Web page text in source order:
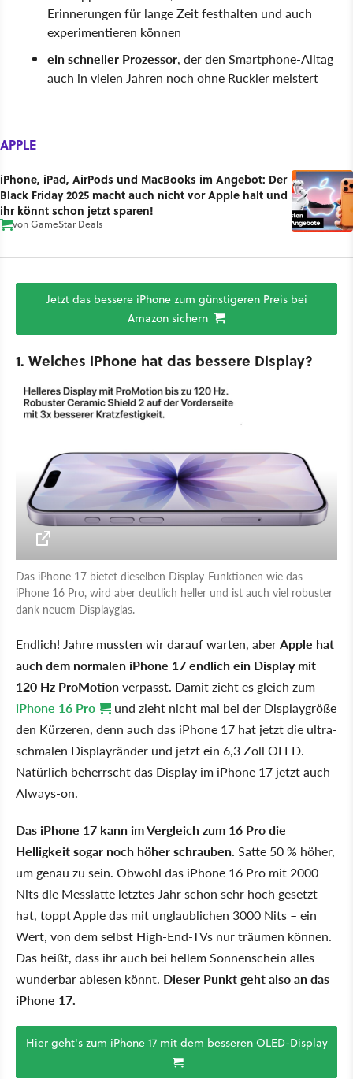
Erinnerungen für lange Zeit festhalten und auch
experimentieren können
ein schneller Prozessor, der den Smartphone-Alltag
auch in vielen Jahren noch ohne Ruckler meistert
APPLE
iPhone, iPad, AirPods und MacBooks im Angebot: Der
Black Friday 2025 macht auch nicht vor Apple halt und
ihr könnt schon jetzt sparen!
vonGameStar Deals
Jetzt das bessere iPhone zum günstigeren Preis bei
Amazon sichern
1. Welches iPhone hat das bessere Display?
Das iPhone 17 bietet dieselben Display-Funktionen wie das
iPhone 16 Pro, wird aber deutlich heller und ist auch viel robuster
dank neuem Displayglas.
Endlich! Jahre mussten wir darauf warten, aberApple hat
auch dem normalen iPhone 17 endlich ein Display mit
120 Hz ProMotionverpasst. Damit zieht es gleich zum
iPhone 16 Pro
und zieht nicht mal bei der Displaygröße
den Kürzeren, denn auch das iPhone 17 hat jetzt die ultra-
schmalen Displayränder und jetzt ein 6,3 Zoll OLED.
Natürlich beherrscht das Display im iPhone 17 jetzt auch
Always-on.
Das iPhone 17 kann im Vergleich zum 16 Pro die
Helligkeit sogar noch höher schrauben. Satte 50 % höher,
um genau zu sein. Obwohl das iPhone 16 Pro mit 2000
Nits die Messlatte letztes Jahr schon sehr hoch gesetzt
hat, toppt Apple das mit unglaublichen 3000 Nits – ein
Wert, von dem selbst High-End-TVs nur träumen können.
Das heißt, dass ihr auch bei hellem Sonnenschein alles
wunderbar ablesen könnt. Dieser Punkt geht also an das
iPhone 17.
Hier geht's zum iPhone 17 mit dem besseren OLED-Display